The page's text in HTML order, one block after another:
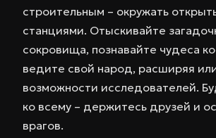
строительным – окружать
станциями. Отыскивайте
сокровища, познавайте чудеса
ведите свой народ, расширяя
возможности исследователей.
ко всему – держитесь друзей и
врагов.